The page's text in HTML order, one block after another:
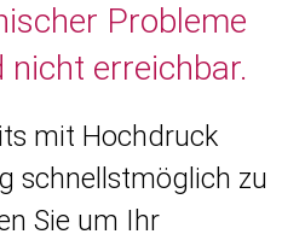
Probleme
nicht erreichbar.
mit Hochdruck
schnellstmöglich zu
Sie um Ihr